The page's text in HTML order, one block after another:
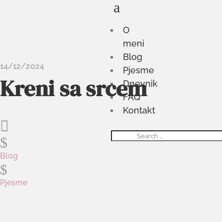
O
meni
Blog
Pjesme
Dnevnik
FAQ
Kontakt
a
14/12/2024
Kreni sa srcem

$
Blog
$
Pjesme